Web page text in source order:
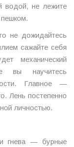
водой, не лежите
не дожидайтесь
сажайте себя
механический
вы научитесь
Главное —
Лень постепенно
личностью.
и гнева — бурные